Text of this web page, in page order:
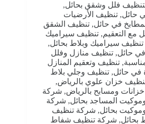
فلل وشقق بحائل,
حائل, تنظيف الأرضيات
في حائل, تنظيف الشقق
مع التعقيم, تنظيف سيراميك
تنظيف سيراميك وبلاط بحائل,
حائل, تنظيف منازل وفلل
, تنظيف وتعقيم المنازل
في حائل, تنظيف وجلي بلاط
خزان علوي بالرياض,
ومسابح بالرياض, شركة
المساجد بحائل, شركة
بحائل, شركة تنظيف
بحائل, شركة تنظيف شفاط